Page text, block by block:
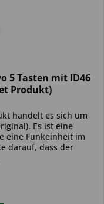
5 Tasten mit ID46
Produkt)
handelt es sich um
Es ist eine
eine Funkeinheit im
darauf, dass der